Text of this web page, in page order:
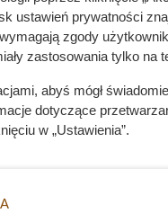
ustawień prywatności
zgody
zastosowania tylko na
abyś mógł
dotyczące
w „Ustawienia”.